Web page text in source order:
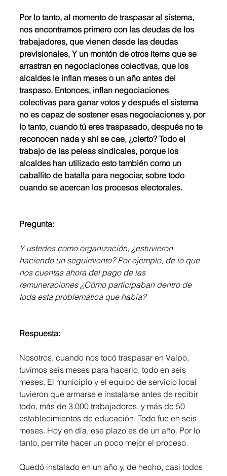
Por lo tanto, al momento de traspasar al sistema,
nos encontramos primero con las deudas de los
trabajadores, que vienen desde las deudas
previsionales, Y un montón de otros ítems que se
arrastran en negociaciones colectivas, que los
alcaldes le inflan meses o un año antes del
traspaso. Entonces, inflan negociaciones
colectivas para ganar votos y después el sistema
no es capaz de sostener esas negociaciones y, por
lo tanto, cuando tú eres traspasado, después no te
reconocen nada y ahí se cae, ¿cierto? Todo el
trabajo de las peleas sindicales, porque los
alcaldes han utilizado esto también como un
caballito de batalla para negociar, sobre todo
cuando se acercan los procesos electorales.
Pregunta:
Y ustedes como organización, ¿estuvieron
haciendo un seguimiento? Por ejemplo, de lo que
nos cuentas ahora del pago de las
remuneraciones ¿Cómo participaban dentro de
toda esta problemática que había?
Respuesta:
Nosotros, cuando nos tocó traspasar en Valpo,
tuvimos seis meses para hacerlo, todo en seis
meses. El municipio y el equipo de servicio local
tuvieron que armarse e instalarse antes de recibir
todo, más de 3.000 trabajadores, y más de 50
establecimientos de educación. Todo fue en seis
meses. Hoy en día, ese plazo es de un año. Por lo
tanto, permite hacer un poco mejor el proceso.
Quedó instalado en un año y, de hecho, casi todos